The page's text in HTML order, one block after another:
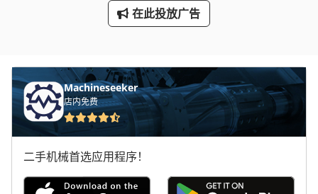
在此投放广告
Machineseeker
店内免费
二手机械首选应用程序！